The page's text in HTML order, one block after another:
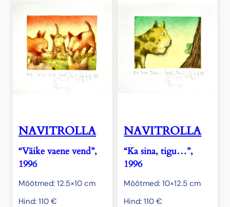
NAVITROLLA
“Väike vaene vend”,
1996
Mõõtmed: 12.5×10 cm
Hind: 110 €
NAVITROLLA
“Ka sina, tigu…”,
1996
Mõõtmed: 10×12.5 cm
Hind:110€